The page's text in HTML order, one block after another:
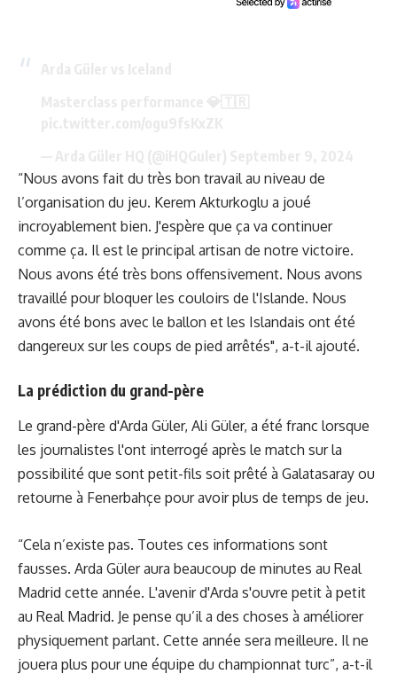
“Nous avons fait du très bon travail au niveau de
l’organisation du jeu. Kerem Akturkoglu a joué
incroyablement bien. J'espère que ça va continuer
comme ça. Il est le principal artisan de notre victoire.
Nous avons été très bons offensivement. Nous avons
travaillé pour bloquer les couloirs de l'Islande. Nous
avons été bons avec le ballon et les Islandais ont été
dangereux sur les coups de pied arrêtés", a-t-il ajouté.
La prédiction du grand-père
Le grand-père d'Arda Güler, Ali Güler, a été franc lorsque
les journalistes l'ont interrogé après le match sur la
possibilité que sont petit-fils soit prêté à Galatasaray ou
retourne à Fenerbahçe pour avoir plus de temps de jeu.
“Cela n’existe pas. Toutes ces informations sont
fausses. Arda Güler aura beaucoup de minutes au Real
Madrid cette année. L'avenir d'Arda s'ouvre petit à petit
au Real Madrid. Je pense qu’il a des choses à améliorer
physiquement parlant. Cette année sera meilleure. Il ne
jouera plus pour une équipe du championnat turc”, a-t-il